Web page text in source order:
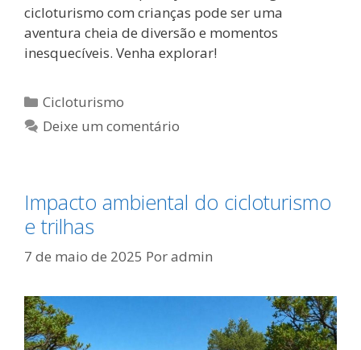
cicloturismo com crianças pode ser uma
aventura cheia de diversão e momentos
inesquecíveis. Venha explorar!
Categorias
Cicloturismo
Deixe um comentário
Impacto ambiental do cicloturismo
e trilhas
7 de maio de 2025 Poradmin